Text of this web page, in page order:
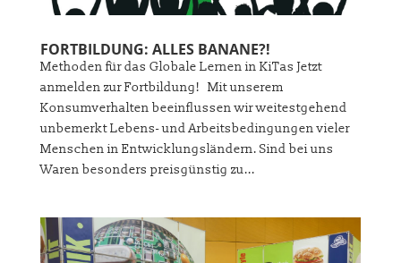
FORTBILDUNG: ALLES BANANE?!
Methoden für das Globale Lernen in KiTas Jetzt
anmelden zur Fortbildung! Mit unserem
Konsumverhalten beeinflussen wir weitestgehend
unbemerkt Lebens- und Arbeitsbedingungen vieler
Menschen in Entwicklungsländern. Sind bei uns
Waren besonders preisgünstig zu...